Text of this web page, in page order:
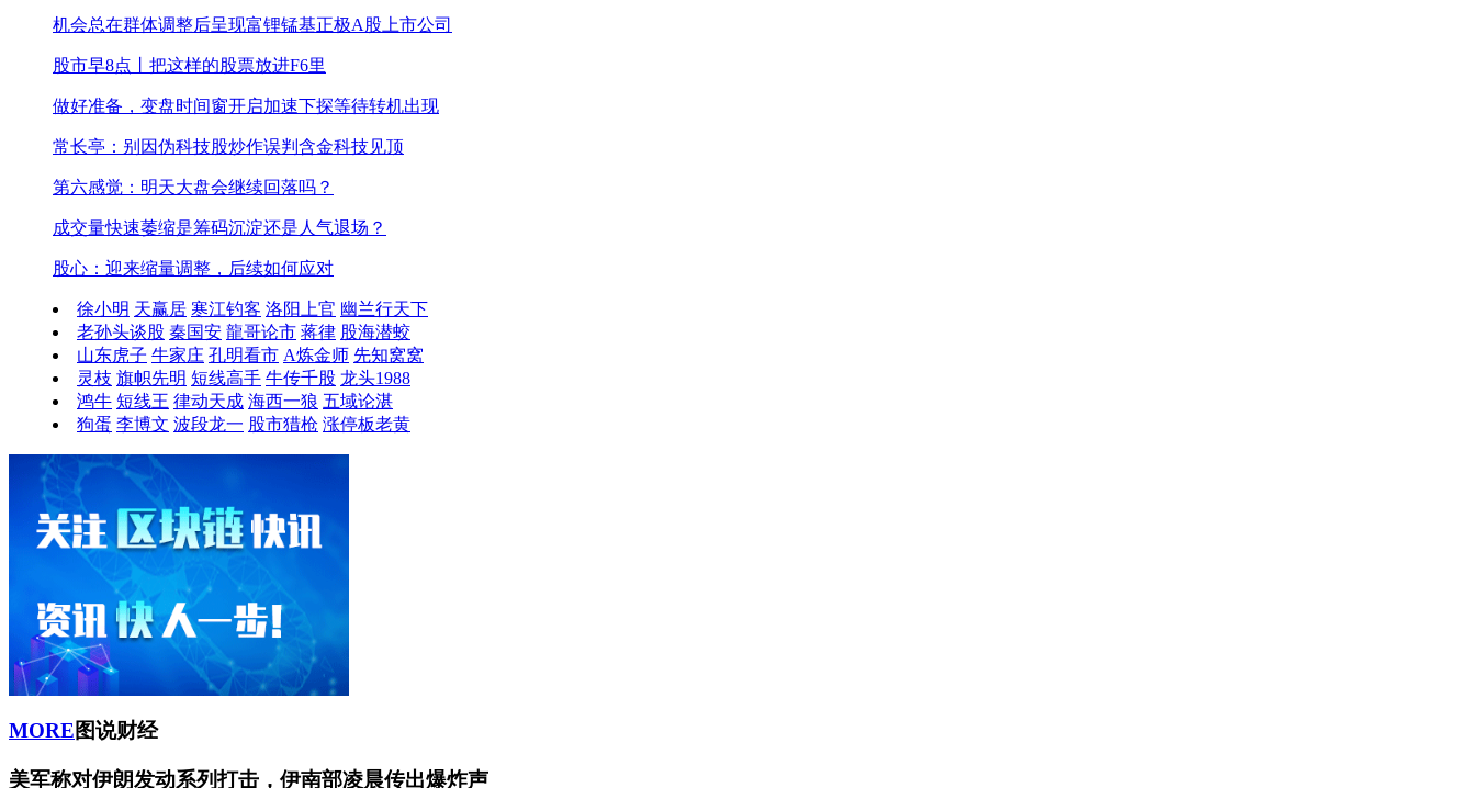
机会总在群体调整后呈现富锂锰基正极A股上市公司
股市早8点丨把这样的股票放进F6里
做好准备，变盘时间窗开启加速下探等待转机出现
常长亭：别因伪科技股炒作误判含金科技见顶
第六感觉：明天大盘会继续回落吗？
成交量快速萎缩是筹码沉淀还是人气退场？
股心：迎来缩量调整，后续如何应对
徐小明 天赢居 寒江钓客 洛阳上官 幽兰行天下
老孙头谈股 秦国安 龍哥论市 蒋律 股海潜蛟
山东虎子 牛家庄 孔明看市 A炼金师 先知窝窝
灵枝 旗帜先明 短线高手 牛传千股 龙头1988
鸿牛 短线王 律动天成 海西一狼 五域论湛
狗蛋 李博文 波段龙一 股市猎枪 涨停板老黄
MORE图说财经
美军称对伊朗发动系列打击，伊南部凌晨传出爆炸声